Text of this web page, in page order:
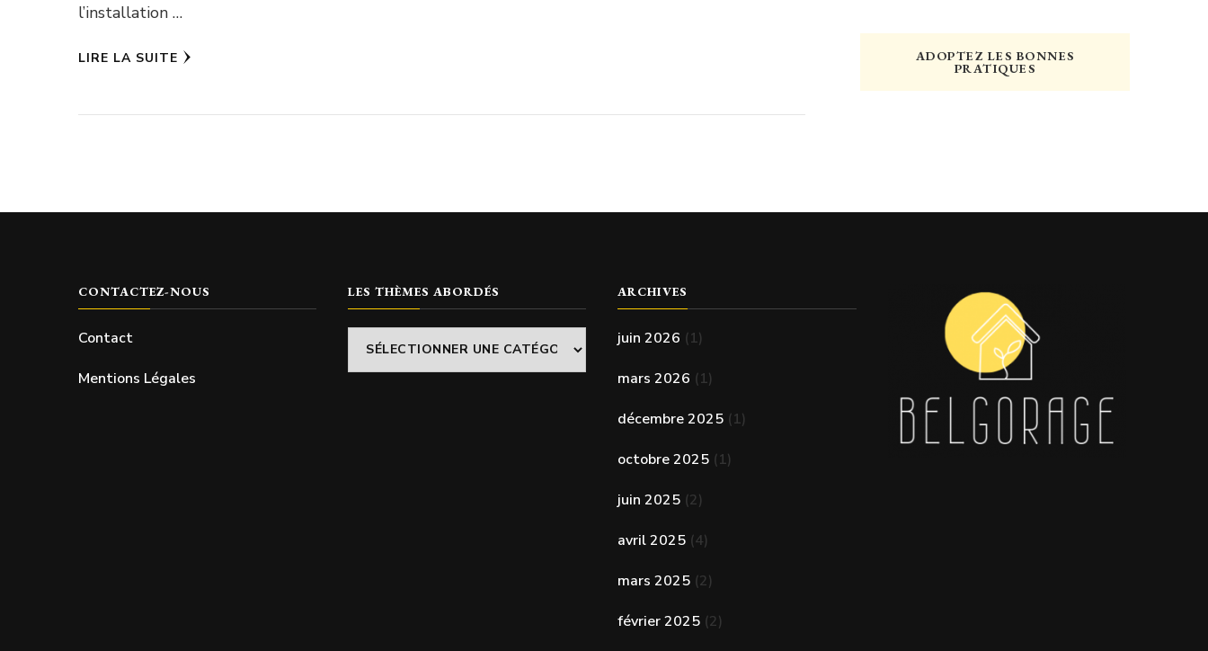
l’installation …
LIRE LA SUITE ADOPTEZ LES BONNES
PRATIQUES
CONTACTEZ-NOUS
Contact
Mentions Légales
LES THÈMES ABORDÉS
Les
thèmes
ARCHIVES
juin 2026 (1)
mars 2026 (1)
décembre 2025 (1)
octobre 2025 (1)
juin 2025 (2)
avril 2025 (4)
mars 2025 (2)
février 2025 (2)